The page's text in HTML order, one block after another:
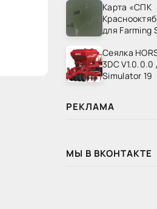
Карта «СПК
для Farming
Сеялка
3DC
Simulator 19
РЕКЛАМА
МЫ В ВКОНТАКТЕ